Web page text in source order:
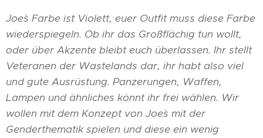
Joe`s Farbe ist Violett, euer Outfit muss diese Farbe
wiederspiegeln. Ob ihr das Großflächig tun wollt,
oder über Akzente bleibt euch überlassen. Ihr stellt
Veteranen der Wastelands dar, ihr habt also viel
und gute Ausrüstung. Panzerungen, Waffen,
Lampen und ähnliches könnt ihr frei wählen. Wir
wollen mit dem Konzept von Joe`s mit der
Genderthematik spielen und diese ein wenig